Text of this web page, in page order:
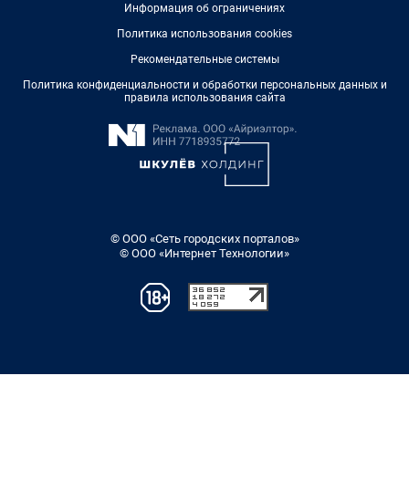
Информация об ограничениях
Политика использования cookies
Рекомендательные системы
Политика конфиденциальности и обработки персональных данных и
правила использования сайта
© ООО «Сеть городских порталов»
© ООО «Интернет Технологии»